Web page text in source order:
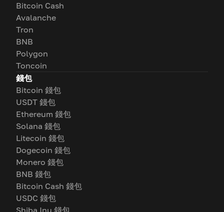
Bitcoin Cash
Avalanche
Tron
BNB
Polygon
Toncoin
錢包
Bitcoin 錢包
USDT 錢包
Ethereum 錢包
Solana 錢包
Litecoin 錢包
Dogecoin 錢包
Monero 錢包
BNB 錢包
Bitcoin Cash 錢包
USDC 錢包